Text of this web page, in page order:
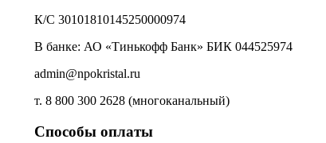
К/С 30101810145250000974
В банке: АО «Тинькофф Банк» БИК 044525974
admin@npokristal.ru
т. 8 800 300 2628 (многоканальный)
Способы оплаты